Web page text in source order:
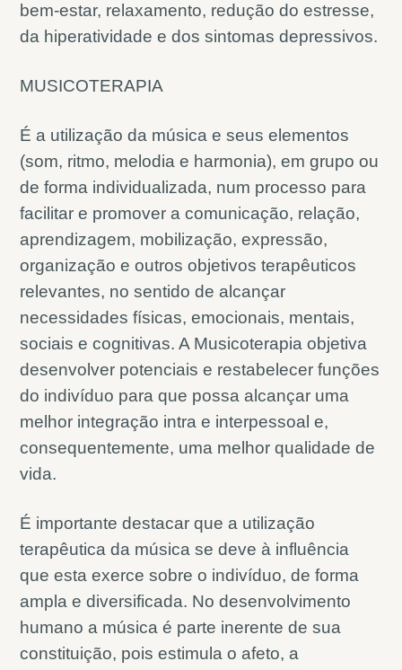
bem-estar, relaxamento, redução do estresse,
da hiperatividade e dos sintomas depressivos.
MUSICOTERAPIA
É a utilização da música e seus elementos
(som, ritmo, melodia e harmonia), em grupo ou
de forma individualizada, num processo para
facilitar e promover a comunicação, relação,
aprendizagem, mobilização, expressão,
organização e outros objetivos terapêuticos
relevantes, no sentido de alcançar
necessidades físicas, emocionais, mentais,
sociais e cognitivas. A Musicoterapia objetiva
desenvolver potenciais e restabelecer funções
do indivíduo para que possa alcançar uma
melhor integração intra e interpessoal e,
consequentemente, uma melhor qualidade de
vida.
É importante destacar que a utilização
terapêutica da música se deve à influência
que esta exerce sobre o indivíduo, de forma
ampla e diversificada. No desenvolvimento
humano a música é parte inerente de sua
constituição, pois estimula o afeto, a